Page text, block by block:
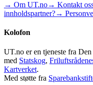
→ Om UT.no→ Kontakt
innholdspartner?→
Kolofon
UT.no er en tjeneste fra
med Statskog,
Kartverket.
Med støtte fra